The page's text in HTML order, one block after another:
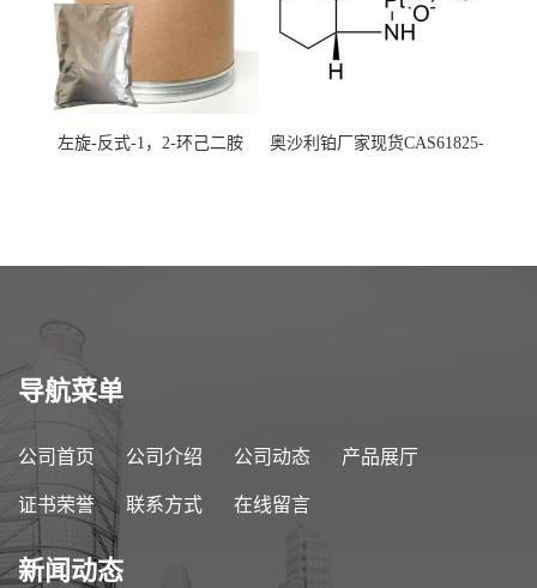
左旋-反式-1，2-环己二胺
奥沙利铂厂家现货CAS61825-
导航菜单
公司首页 公司介绍 公司动态 产品展厅
证书荣誉 联系方式 在线留言
新闻动态